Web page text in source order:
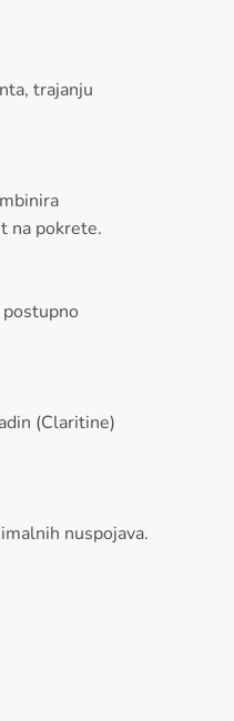
trajanju
na pokrete.
(Claritine)
nuspojava.